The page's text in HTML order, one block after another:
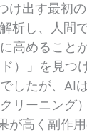
出す最初の
析し、人間
高めること
）」を見つ
したが、AI
リーニング）
が高く副作